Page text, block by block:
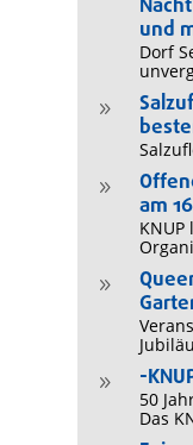
und
Dorf
9
9
am
9
9 -
50
Das